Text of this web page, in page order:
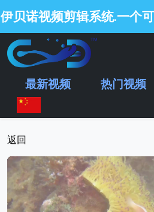
伊贝诺视频剪辑系统.一个
最新视频 热门视频
返回